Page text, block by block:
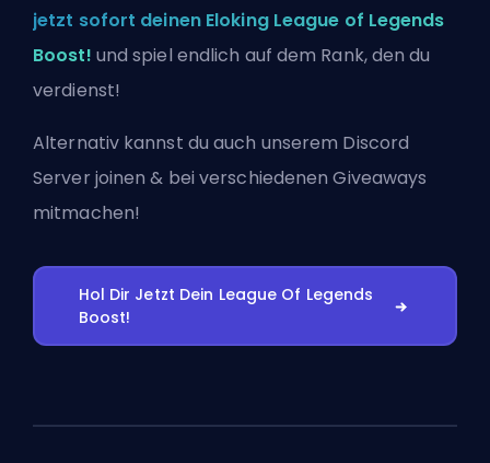
jetzt sofort deinen Eloking League of Legends
Boost! und spiel endlich auf dem Rank, den du
verdienst!
Alternativ kannst du auch unserem Discord
Server joinen & bei verschiedenen Giveaways
mitmachen!
Hol Dir Jetzt Dein League Of Legends
Boost!